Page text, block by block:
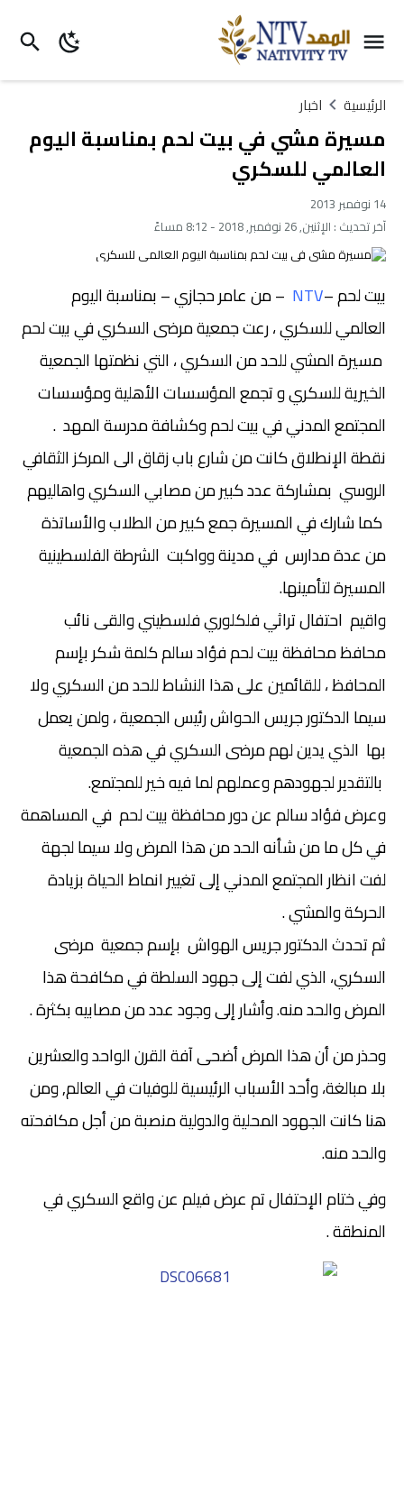
الرئيسية اخبار
مسيرة مشي في بيت لحم بمناسبة اليوم
العالمي للسكري
14 نوفمبر 2013
آخر تحديث : الإثنين, 26 نوفمبر, 2018 - 8:12 مساءً
بيت لحم –NTV – من عامر حجازي – بمناسبة اليوم
العالمي للسكري ، رعت جمعية مرضى السكري في بيت لحم
مسيرة المشي للحد من السكري ، التي نظمتها الجمعية
الخيرية للسكري و تجمع المؤسسات الأهلية ومؤسسات
المجتمع المدني في بيت لحم وكشافة مدرسة المهد .
نقطة الإنطلاق كانت من شارع باب زقاق الى المركز الثقافي
الروسي بمشاركة عدد كبير من مصابي السكري واهاليهم
كما شارك في المسيرة جمع كبير من الطلاب والأساتذة
من عدة مدارس في مدينةوواكبت الشرطة الفلسطينية
المسيرة لتأمينها.
واقيم احتفال تراثي فلكلوري فلسطيني والقى نائب
محافظ محافظة بيت لحم فؤاد سالم كلمةشكر بإسم
المحافظ ، للقائمين على هذا النشاط للحد من السكري ولا
سيما الدكتور جريس الحواش رئيس الجمعية ، ولمن يعمل
بها الذي يدين لهم مرضى السكري في هذه الجمعية
بالتقدير لجهودهم وعملهم لما فيه خير للمجتمع.
وعرض فؤاد سالم عن دور محافظة بيت لحم في المساهمة
في كل ما من شأنه الحد من هذا المرض ولا سيما لجهة
لفت انظار المجتمع المدني إلى تغيير انماط الحياة بزيادة
الحركة والمشي .
ثم تحدث الدكتور جريس الهواش بإسم جمعية مرضى
السكري، الذي لفت إلى جهود السلطة في مكافحة هذا
المرض والحد منه. وأشار إلى وجود عدد من مصابيه بكثرة .
وحذر من أن هذا المرض أضحى آفة القرن الواحد والعشرين
بلا مبالغة، وأحد الأسباب الرئيسية للوفيات في العالم, ومن
هنا كانت الجهود المحلية والدولية منصبة من أجل مكافحته
والحد منه.
وفي ختام الإحتفال تم عرض فيلم عن واقع السكري في
المنطقة .